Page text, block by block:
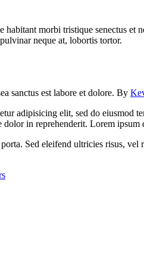
habitant morbi tristique senectus
neque at, lobortis tortor.
sanctus est labore et dolore. By
adipisicing elit, sed do eiusmod
in reprehenderit. Lorem
Sed eleifend ultricies risus,